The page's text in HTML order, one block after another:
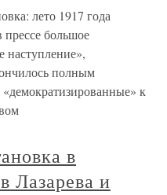
лето 1917 года
большое
наступление»,
полным
к
в
Лазарева и